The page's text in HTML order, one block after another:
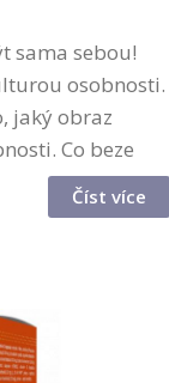
sama sebou!
osobnosti.
jaký obraz
Co beze
Naše oděné tělo,
Číst více